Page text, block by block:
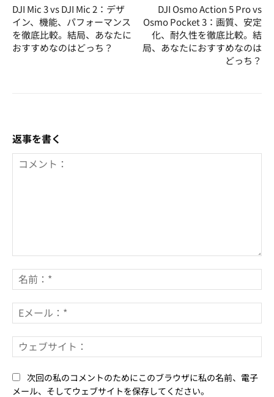
DJI Mic 3 vs DJI Mic 2：デザ
イン、機能、パフォーマンス
を徹底比較。結局、あなたに
おすすめなのはどっち？
DJI Osmo Action 5 Pro vs
Osmo Pocket 3：画質、安定
化、耐久性を徹底比較。結
局、あなたにおすすめなのは
どっち？
返事を書く
メ
ン
ト：
前
*
メ
ー
*ェ
次回の私のコメントのためにこのブラウザに私の名前、電子
メール、そしてウェブサイトを保存してください。